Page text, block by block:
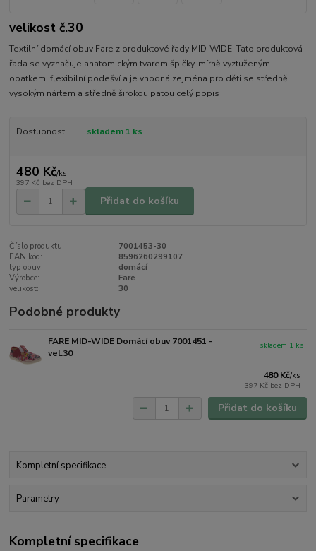
velikost č.30
Textilní domácí obuv Fare z produktové řady MID-WIDE, Tato produktová
řada se vyznačuje anatomickým tvarem špičky, mírně vyztuženým
opatkem, flexibilní podešví a je vhodná zejména pro děti se středně
vysokým nártem a středně širokou patou celý popis
Dostupnost skladem 1 ks
480 Kč/ks
397 Kč bez DPH
Přidat do košíku
Číslo produktu:
7001453-30
EAN kód:
8596260299107
typ obuvi:
domácí
Výrobce:
Fare
velikost:
30
Podobné produkty
FARE MID-WIDE Domácí obuv 7001451 -
vel.30
480 Kč/ks
397 Kč bez DPH
skladem 1 ks
Přidat do košíku
Kompletní specifikace
Parametry
Kompletní specifikace